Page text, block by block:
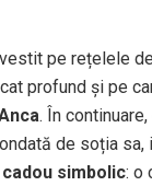
pe rețelele
profund și pe
. În
de soția
cadou simbolic: o